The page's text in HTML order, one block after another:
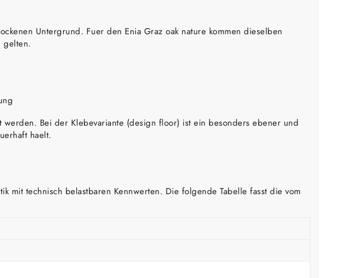
Untergrund. Fuer den Enia Graz oak nature kommen dieselben
gelten.
Bei der Klebevariante (design floor) ist ein besonders ebener und
haelt.
mit technisch belastbaren Kennwerten. Die folgende Tabelle fasst die vom